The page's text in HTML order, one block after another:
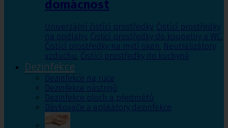
domácnost
Univerzální čistící prostředky, Čistící prostředky
na podlahy, Čisticí prostředky do koupelny a WC,
Čistící prostředky na mytí oken, Neutralizátory
vzduchu, Čistící prostředky do kuchyně
Dezinfekce
Dezinfekce na ruce
Dezinfekce nástrojů
Dezinfekce ploch a předmětů
Dávkovače a aplikátory dezinfekce